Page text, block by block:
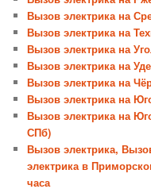
Вызов электрика на
Вызов электрика на
Вызов электрика на
Вызов электрика на
Вызов электрика на
Вызов электрика на
Вызов электрика на
СПб)
Вызов электрика,
электрика в
часа